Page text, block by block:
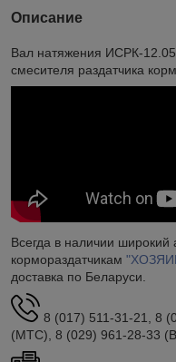
Описание
Вал натяжения ИСРК-
смесителя раздатчика
Всегда в наличии широкий
кормораздатчикам
доставка по Беларуси.
8 (017) 511-31-21, 8
(МТС), 8 (029) 961-28-33